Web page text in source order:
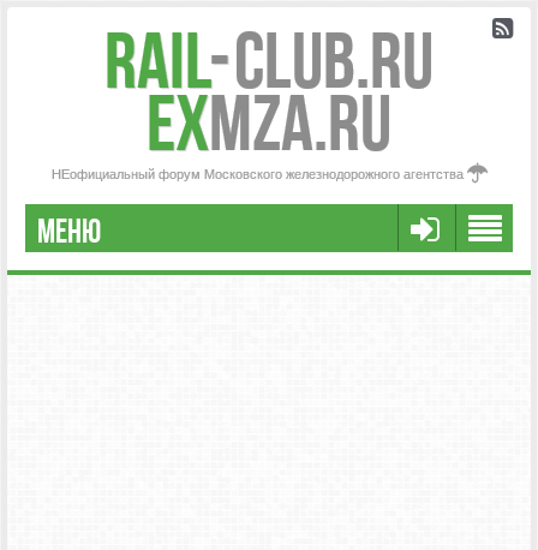
Rail-Club.RU
exMZA.RU
НЕофициальный форум Московского железнодорожного агентства
МЕНЮ
РЕГИСТРАЦИЯ